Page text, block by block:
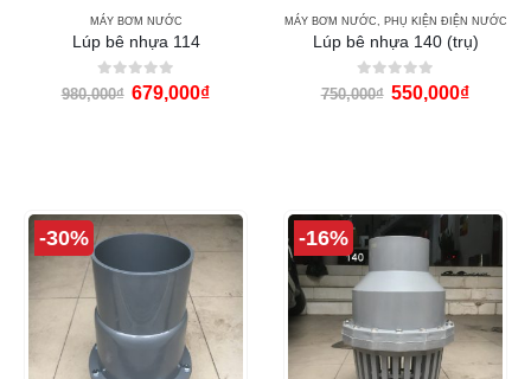
MÁY BƠM NƯỚC
Lúp bê nhựa 114
0out of 5
980,000₫ 679,000₫
MÁY BƠM NƯỚC PHỤ KIỆN ĐIỆN NƯỚC
Lúp bê nhựa 140 (trụ)
0out of 5
750,000₫ 550,000₫
-30% -16%